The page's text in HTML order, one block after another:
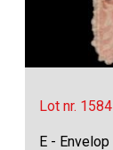
Lot nr. 1584
E - Envelop